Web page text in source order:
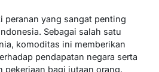
peranan yang sangat penting
Sebagai salah satu
komoditas ini memberikan
pendapatan negara serta
pekerjaan bagi jutaan orang.